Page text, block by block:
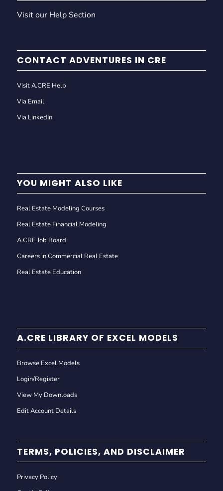
Visit our Help Section
CONTACT ADVENTURES IN CRE
Visit A.CRE Help
Via Email
Via LinkedIn
YOU MIGHT ALSO LIKE
Real Estate Modeling Courses
Real Estate Financial Modeling
A.CRE Job Board
Careers in Commercial Real Estate
Real Estate Education
A.CRE LIBRARY OF EXCEL MODELS
Browse Excel Models
Login/Register
View My Downloads
Edit Account Details
TERMS, POLICIES, AND DISCLAIMER
Privacy Policy